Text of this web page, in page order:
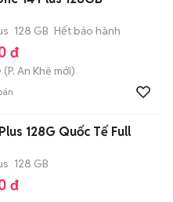
128 GB Hết bảo hành
đ
(P. An Khê mới)
128G Quốc Tế Full
128 GB
đ